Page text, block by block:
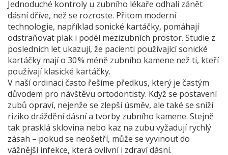
Jednoduché kontroly u zubního lékaře odhalí zánět
dásní dříve, než se rozroste. Přitom moderní
technologie, například sonické kartáčky, pomáhají
odstraňovat plak i podél mezizubních prostor. Studie z
posledních let ukazují, že pacienti používající sonické
kartáčky mají o 30 % méně zubního kamene než ti, kteří
používají klasické kartáčky.
V naší ordinaci často řešíme předkus, který je častým
důvodem pro návštěvu ortodontisty. Když se postavení
zubů opraví, nejenže se zlepší úsměv, ale také se sníží
riziko dráždění dásní a tvorby zubního kamene. Stejně
tak prasklá sklovina nebo kaz na zubu vyžadují rychlý
zásah – pokud se neošetří, může se vyvinout do
vážnější infekce, která ovlivní i zdraví dásní.